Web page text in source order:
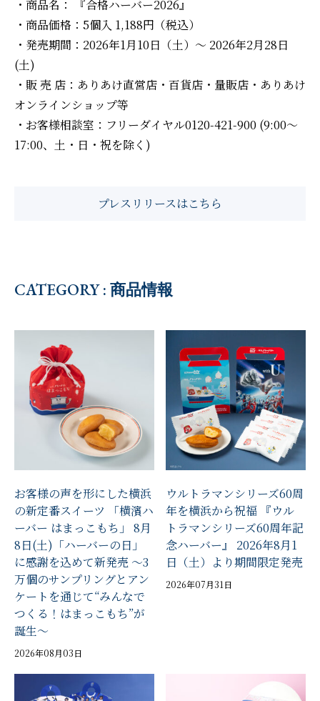
・商品名： 『合格ハーバー2026』
・商品価格：5個入 1,188円（税込）
・発売期間：2026年1月10日（土）～ 2026年2月28日
(土)
・販 売 店：ありあけ直営店・百貨店・量販店・ありあけ
オンラインショップ等
・お客様相談室：フリーダイヤル0120-421-900 (9:00～
17:00、土・日・祝を除く)
プレスリリースはこちら
CATEGORY : 商品情報
お客様の声を形にした横浜
の新定番スイーツ 「横濱ハ
ーバー はまっこもち」 8月
8日(土)「ハーバーの日」
に感謝を込めて新発売 ～3
万個のサンプリングとアン
ケートを通じて“みんなで
つくる！はまっこもち”が
誕生～
2026年08月03日
ウルトラマンシリーズ60周
年を横浜から祝福 『ウル
トラマンシリーズ60周年記
念ハーバー』 2026年8月1
日（土）より期間限定発売
2026年07月31日